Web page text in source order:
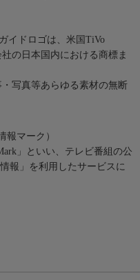
イドロゴは、米国TiVo
の日本国内における商標ま
写真等あらゆる素材の無断
報マーク）
」といい、テレビ番組の公
報」を利用したサービスに